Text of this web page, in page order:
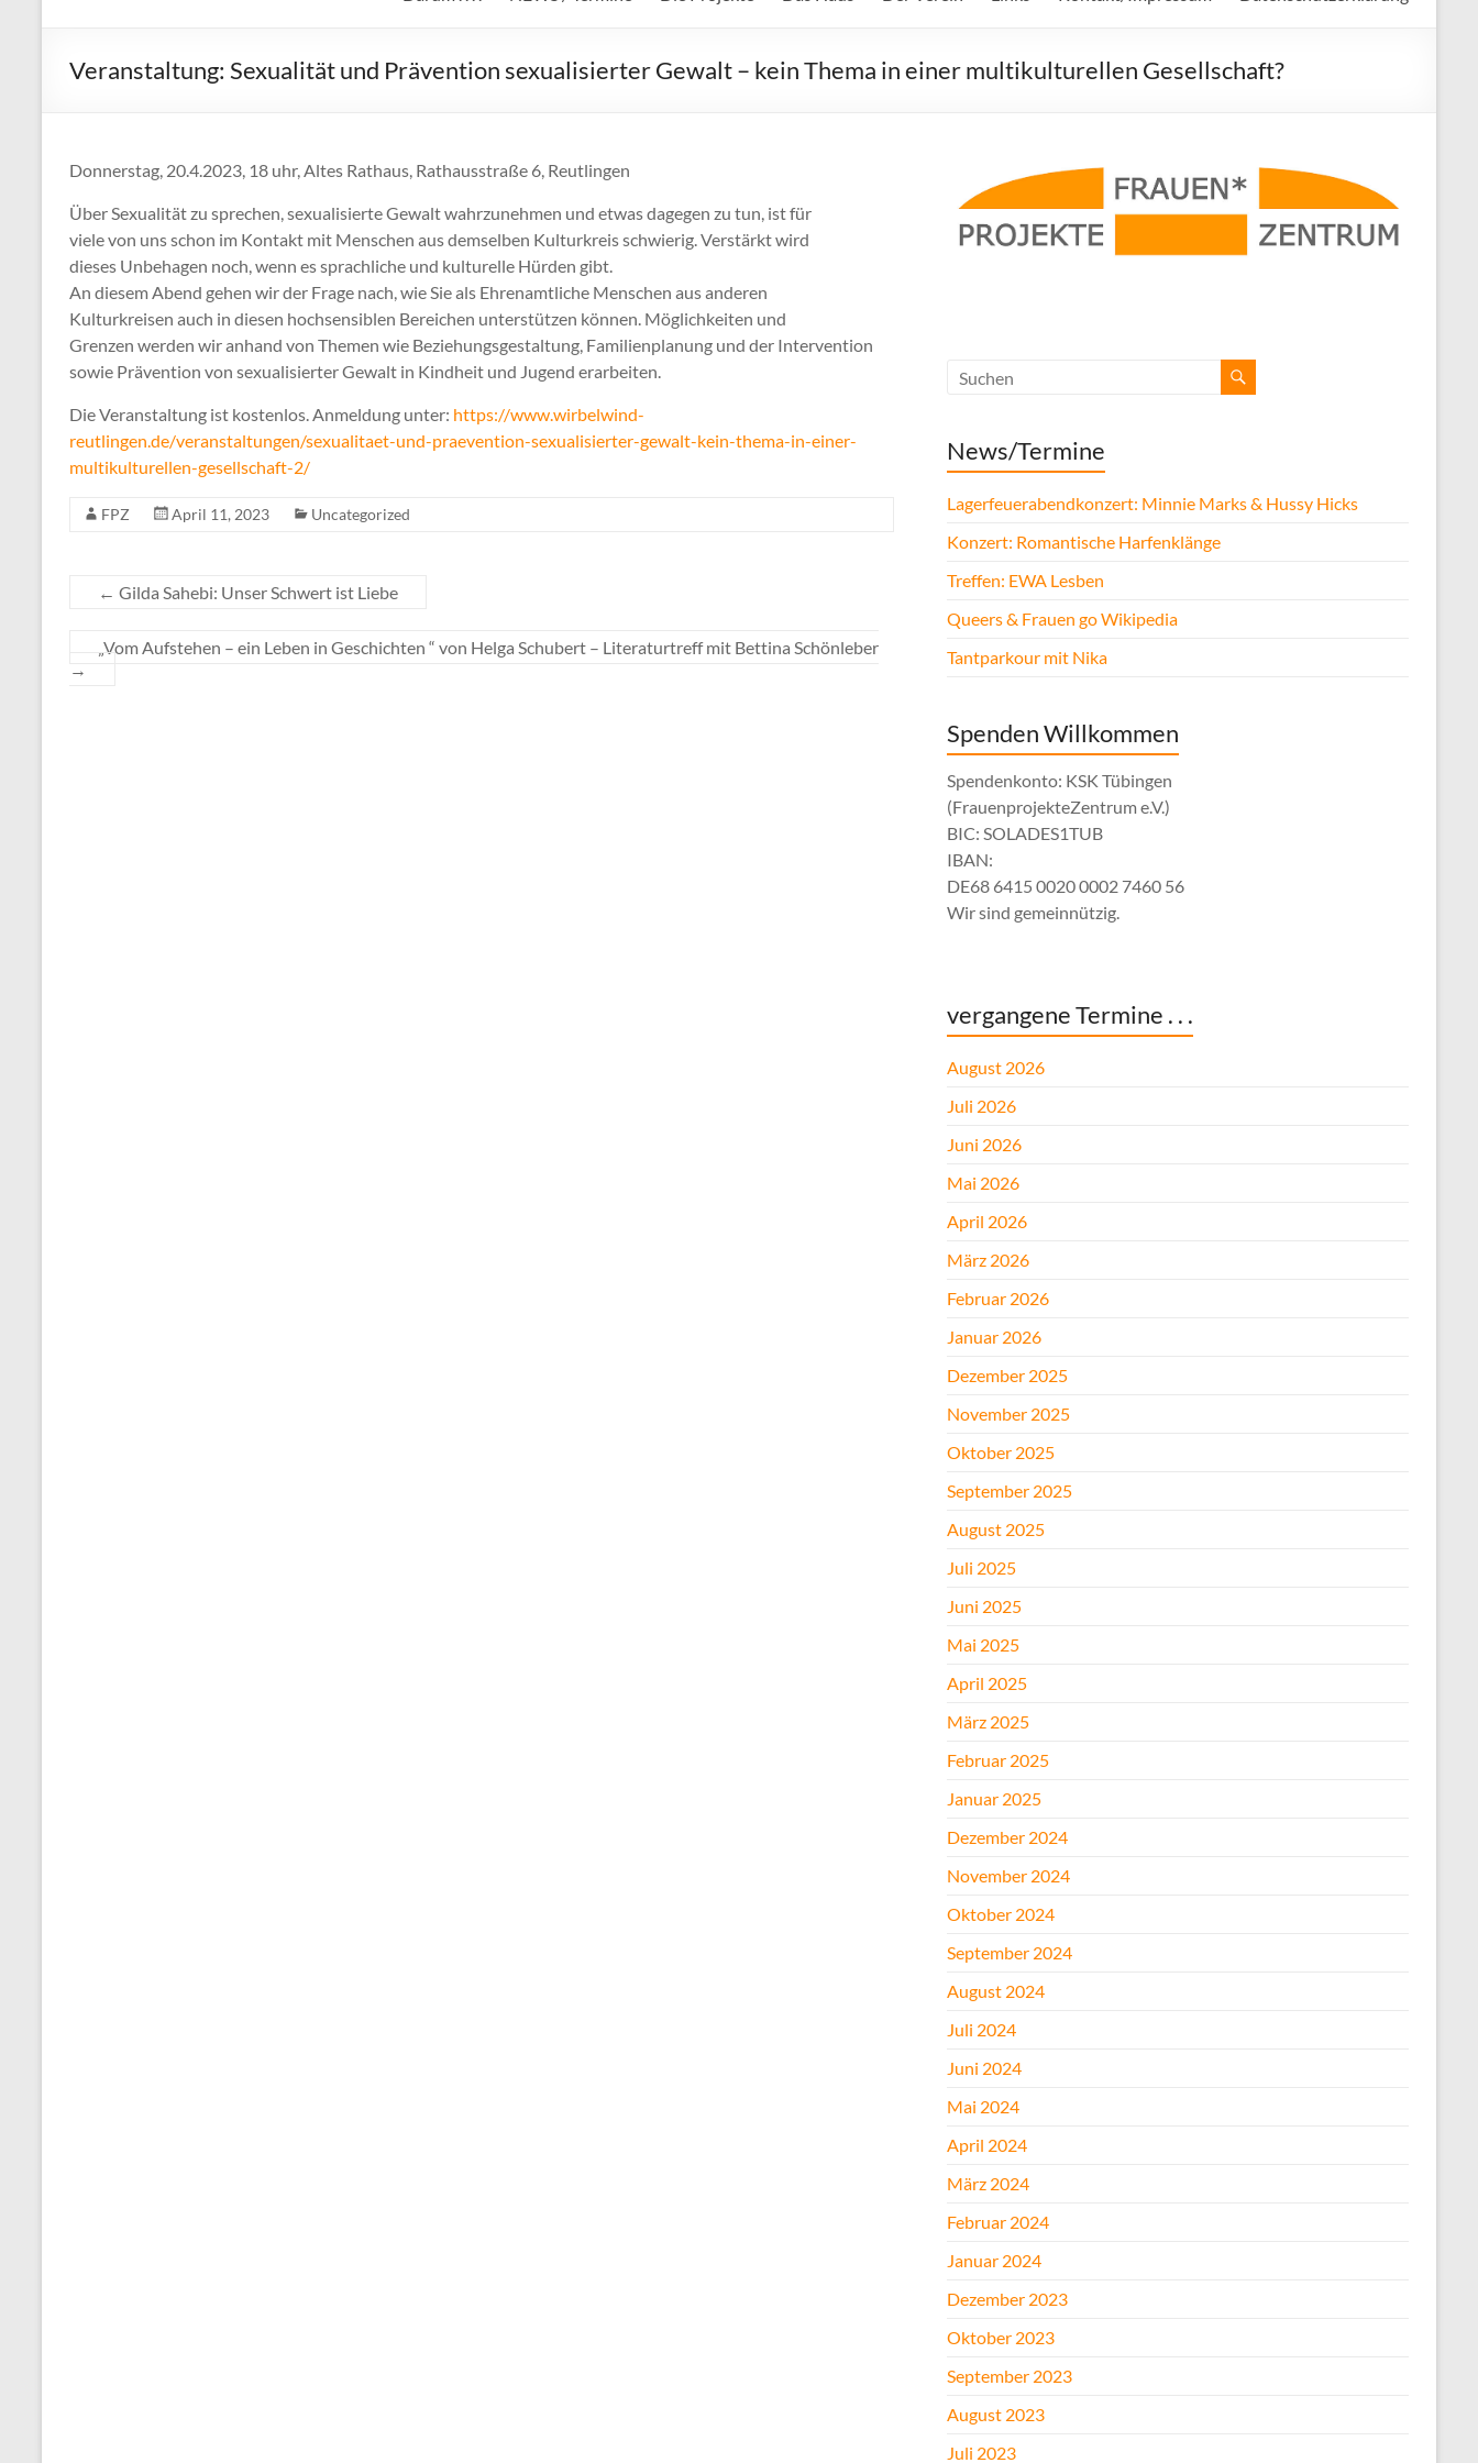
Veranstaltung: Sexualität und Prävention sexualisierter Gewalt – kein Thema in einer multikulturellen Gesellschaft?
Donnerstag, 20.4.2023, 18 uhr, Altes Rathaus, Rathausstraße 6, Reutlingen
Über Sexualität zu sprechen, sexualisierte Gewalt wahrzunehmen und etwas dagegen zu tun, ist für
viele von uns schon im Kontakt mit Menschen aus demselben Kulturkreis schwierig. Verstärkt wird
dieses Unbehagen noch, wenn es sprachliche und kulturelle Hürden gibt.
An diesem Abend gehen wir der Frage nach, wie Sie als Ehrenamtliche Menschen aus anderen
Kulturkreisen auch in diesen hochsensiblen Bereichen unterstützen können. Möglichkeiten und
Grenzen werden wir anhand von Themen wie Beziehungsgestaltung, Familienplanung und der Intervention
sowie Prävention von sexualisierter Gewalt in Kindheit und Jugend erarbeiten.
Die Veranstaltung ist kostenlos. Anmeldung unter: https://www.wirbelwind-
reutlingen.de/veranstaltungen/sexualitaet-und-praevention-sexualisierter-gewalt-kein-thema-in-einer-
multikulturellen-gesellschaft-2/
FPZ April 11, 2023 Uncategorized
← Gilda Sahebi: Unser Schwert ist Liebe
„Vom Aufstehen – ein Leben in Geschichten “ von Helga Schubert – Literaturtreff mit Bettina Schönleber
→
News/Termine
Lagerfeuerabendkonzert: Minnie Marks & Hussy Hicks
Konzert: Romantische Harfenklänge
Treffen: EWA Lesben
Queers & Frauen go Wikipedia
Tantparkour mit Nika
Spenden Willkommen
Spendenkonto: KSK Tübingen
(FrauenprojekteZentrum e.V.)
BIC: SOLADES1TUB
IBAN:
DE68 6415 0020 0002 7460 56
Wir sind gemeinnützig.
vergangene Termine . . .
August 2026
Juli 2026
Juni 2026
Mai 2026
April 2026
März 2026
Februar 2026
Januar 2026
Dezember 2025
November 2025
Oktober 2025
September 2025
August 2025
Juli 2025
Juni 2025
Mai 2025
April 2025
März 2025
Februar 2025
Januar 2025
Dezember 2024
November 2024
Oktober 2024
September 2024
August 2024
Juli 2024
Juni 2024
Mai 2024
April 2024
März 2024
Februar 2024
Januar 2024
Dezember 2023
Oktober 2023
September 2023
August 2023
Juli 2023